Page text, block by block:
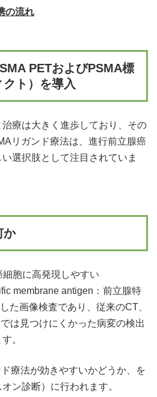
の流れ
PETおよびPSMA標
ト）を導入
療は大きく進歩しており、その
リガンド療法は、進行前立腺癌
選択肢として注目されていま
か
胞に高発現しやすい
membrane antigen：前立腺特
た画像検査であり、従来のCT、
は見つけにくかった病変の検出
。
療法が効きやすいかどうか、を
ン診断）に行われます。